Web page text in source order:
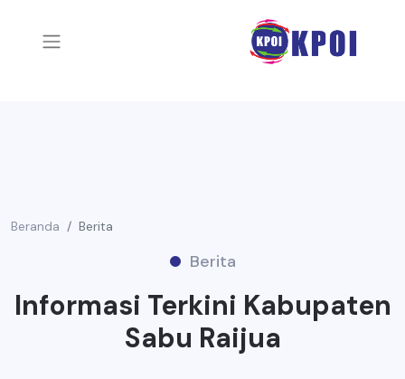
Beranda Berita
Berita
Informasi Terkini Kabupaten
Sabu Raijua